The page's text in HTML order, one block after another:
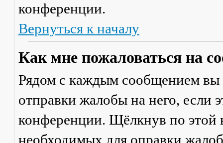
конференции.
Вернуться к началу
Как мне пожаловаться на
Рядом с каждым сообщением вы
отправки жалобы на него, если
конференции. Щёлкнув по этой
необходимых для оправки